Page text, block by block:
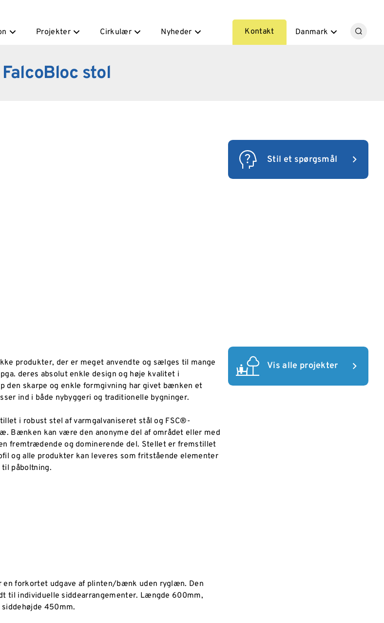
Projekter Cirkulær Nyheder Kontakt Danmark
FalcoBloc stol
produkter, der er meget anvendte og sælges til mange
deres absolut enkle design og høje kvalitet i
den skarpe og enkle formgivning har givet bænken et
ind i både nybyggeri og traditionelle bygninger.
i robust stel af varmgalvaniseret stål og FSC®-
. Bænken kan være den anonyme del af området eller med
fremtrædende og dominerende del. Stellet er fremstillet
og alle produkter kan leveres som fritstående elementer
påboltning.
en forkortet udgave af plinten/bænk uden ryglæn. Den
til individuelle siddearrangementer. Længde 600mm,
450mm.
Stil et spørgsmål
Vis alle projekter